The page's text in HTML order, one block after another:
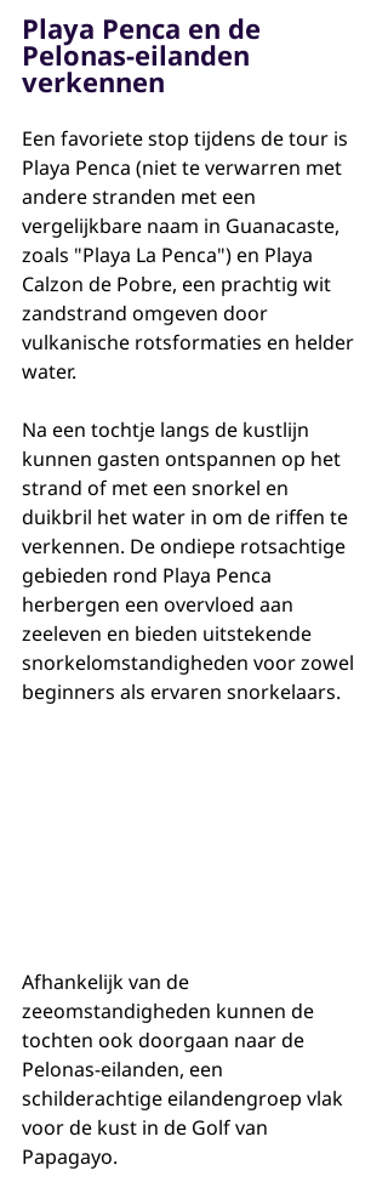
Playa Penca en de
Pelonas-eilanden
verkennen
Een favoriete stop tijdens de tour is
Playa Penca (niet te verwarren met
andere stranden met een
vergelijkbare naam in Guanacaste,
zoals "Playa La Penca") en Playa
Calzon de Pobre, een prachtig wit
zandstrand omgeven door
vulkanische rotsformaties en helder
water.
Na een tochtje langs de kustlijn
kunnen gasten ontspannen op het
strand of met een snorkel en
duikbril het water in om de riffen te
verkennen. De ondiepe rotsachtige
gebieden rond Playa Penca
herbergen een overvloed aan
zeeleven en bieden uitstekende
snorkelomstandigheden voor zowel
beginners als ervaren snorkelaars.
Afhankelijk van de
zeeomstandigheden kunnen de
tochten ook doorgaan naar de
Pelonas-eilanden, een
schilderachtige eilandengroep vlak
voor de kust in de Golf van
Papagayo.